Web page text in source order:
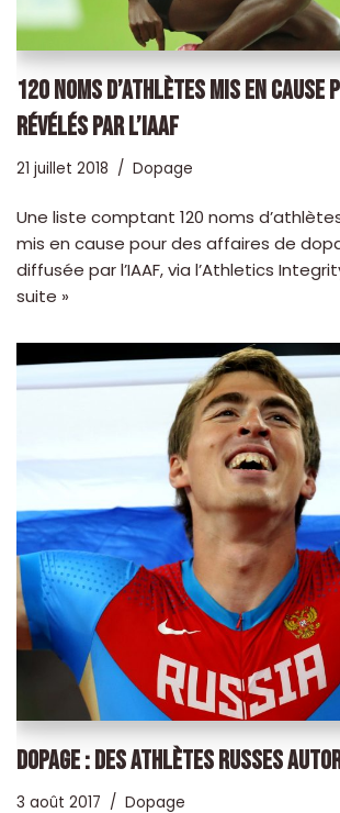
120 NOMS D’ATHLÈTES MIS EN CAUSE
RÉVÉLÉS PAR L’IAAF
21 juillet 2018 Dopage
Une liste comptant 120 noms
mis en cause pour des affaires de
diffusée par l’IAAF, via l’Athletics
suite »
DOPAGE : DES ATHLÈTES RUSSES
3 août 2017 Dopage